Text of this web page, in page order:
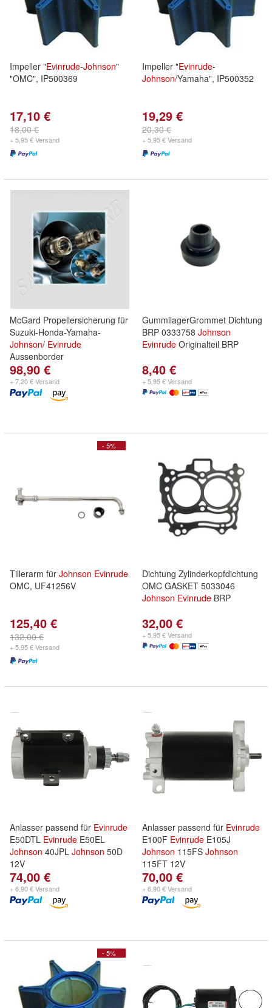
Impeller "Evinrude-Johnson"
"OMC", IP500369
17,10 €
18,00 €
+ 5,95 € Versand
Impeller "Evinrude-
Johnson/Yamaha", IP500352
19,29 €
20,30 €
+ 5,95 € Versand
McGard Propellersicherung für
Suzuki-Honda-Yamaha-
Johnson/ Evinrude
Aussenborder
98,90 €
+ 7,20 € Versand
GummilagerGrommet Dichtung
BRP 0333758 Johnson
Evinrude Originalteil BRP
8,40 €
+ 5,95 € Versand
- 5%
Tillerarm für Johnson Evinrude
OMC, UF41256V
125,40 €
132,00 €
+ 5,95 € Versand
Dichtung Zylinderkopfdichtung
OMC GASKET 5033046
Johnson Evinrude BRP
32,00 €
+ 5,95 € Versand
Anlasser passend für Evinrude
E50DTL Evinrude E50EL
Johnson 40JPL Johnson 50D
12V
74,00 €
+ 6,90 € Versand
Anlasser passend für Evinrude
E100F Evinrude E105J
Johnson 115FS Johnson
115FT 12V
70,00 €
+ 6,90 € Versand
- 5%